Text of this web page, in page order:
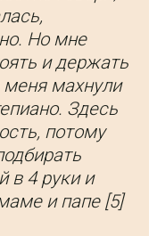
Но мне
и держать
меня махнули
Здесь
потому
в 4 руки и
и папе [5]